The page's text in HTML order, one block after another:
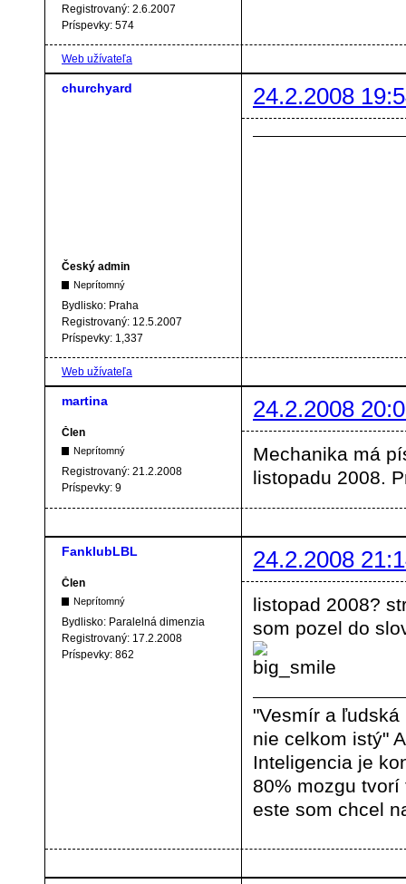
Registrovaný: 2.6.2007
Príspevky: 574
Web užívateľa
churchyard 24.2.2008
Český admin
Neprítomný
Bydlisko: Praha
Registrovaný: 12.5.2007
Príspevky: 1,337
Web užívateľa
martina 24.2.2008
Člen
Neprítomný
Registrovaný: 21.2.2008
Príspevky: 9
Mechanika má
listopadu 2008.
FanklubLBL 24.2.2008
Člen
Neprítomný
Bydlisko: Paralelná dimenzia
Registrovaný: 17.2.2008
Príspevky: 862
listopad 2008?
som pozel do
"Vesmír a
nie celkom istý"
Inteligencia je
80% mozgu
este som chcel